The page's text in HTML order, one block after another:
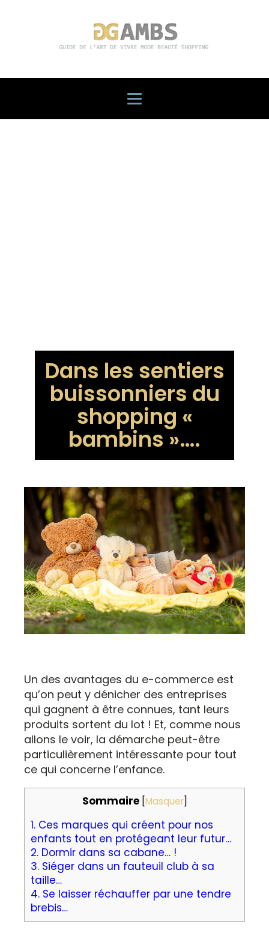
Dans les sentiers
buissonniers du
shopping «
bambins »….
Un des avantages du e-commerce est
qu’on peut y dénicher des entreprises
qui gagnent à être connues, tant leurs
produits sortent du lot ! Et, comme nous
allons le voir, la démarche peut-être
particulièrement intéressante pour tout
ce qui concerne l’enfance.
Sommaire Masquer]
1. Ces marques qui créent pour nos
enfants tout en protégeant leur futur…
2. Dormir dans sa cabane… !
3. Siéger dans un fauteuil club à sa
taille…
4. Se laisser réchauffer par une tendre
brebis…